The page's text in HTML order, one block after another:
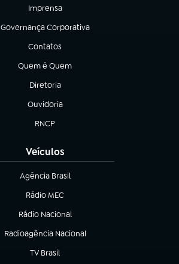
Imprensa
(abre em nova aba)
Governança Corporativa
(abre em nova aba)
Contatos
(abre em nova aba)
Quem é Quem
(abre em nova aba)
Diretoria
(abre em nova aba)
Ouvidoria
(abre em nova aba)
RNCP
(abre em nova aba)
Veículos
Agência Brasil
(abre em nova aba)
Rádio MEC
(abre em nova aba)
Rádio Nacional
Radioagência Nacional
(abre em nova aba)
TV Brasil
(abre em nova aba)